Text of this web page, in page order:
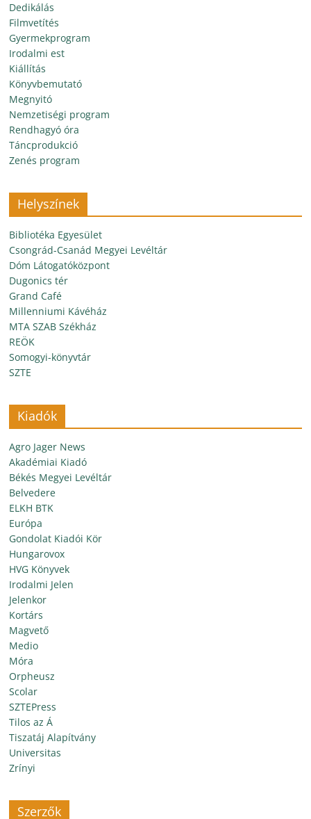
Dedikálás
Filmvetítés
Gyermekprogram
Irodalmi est
Kiállítás
Könyvbemutató
Megnyitó
Nemzetiségi program
Rendhagyó óra
Táncprodukció
Zenés program
Helyszínek
Bibliotéka Egyesület
Csongrád-Csanád Megyei Levéltár
Dóm Látogatóközpont
Dugonics tér
Grand Café
Millenniumi Kávéház
MTA SZAB Székház
REÖK
Somogyi-könyvtár
SZTE
Kiadók
Agro Jager News
Akadémiai Kiadó
Békés Megyei Levéltár
Belvedere
ELKH BTK
Európa
Gondolat Kiadói Kör
Hungarovox
HVG Könyvek
Irodalmi Jelen
Jelenkor
Kortárs
Magvető
Medio
Móra
Orpheusz
Scolar
SZTEPress
Tilos az Á
Tiszatáj Alapítvány
Universitas
Zrínyi
Szerzők